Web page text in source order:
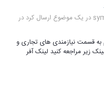
به قسمت نیازمندی های تجاری و
زیر مراجعه کنید لینک آفر